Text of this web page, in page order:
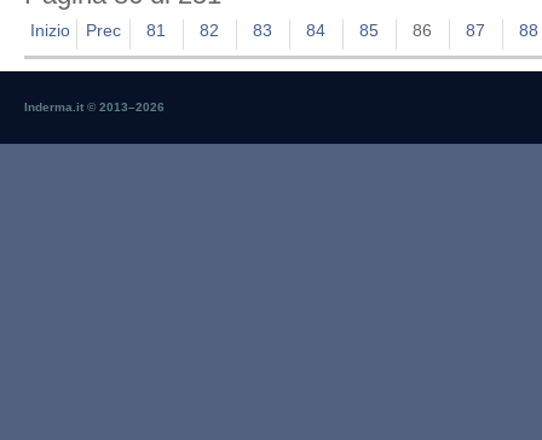
Inizio Prec 81 82 83 84 85 86 87 88
Inderma.it © 2013–2026